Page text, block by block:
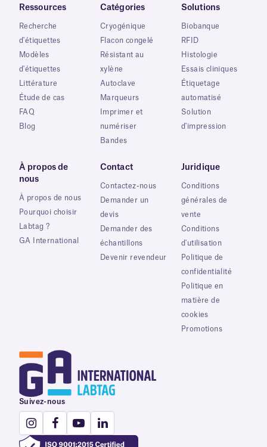
Ressources
Recherche
d'étiquettes
Modèles
d'étiquettes
Littérature
Étude de cas
FAQ
Blog
Catégories
Cryogénique
Flacon congelé
Résistant au
xylène
Autoclave
Marqueurs
Imprimer et
numériser
Bandes
Solutions
Biobanque
RFID
Histologie
Essais cliniques
Étiquetage
automatisé
Solution
d'impression
À propos de
nous
À propos de nous
Pourquoi choisir
Labtag ?
GA International
Contact
Contactez-nous
Demander un
devis
Demander des
échantillons
Devenir revendeur
Juridique
Conditions
générales de
vente
Conditions
d'utilisation
Politique de
confidentialité
Politique en
matière de
cookies
Promotions
Suivez-nous